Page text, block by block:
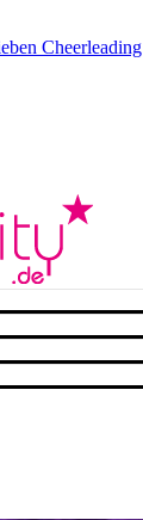
Cheerleading